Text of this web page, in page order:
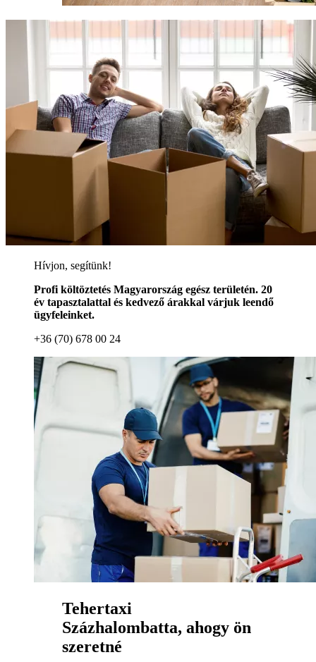
Hívjon, segítünk!
Profi költöztetés Magyarország egész területén. 20
év tapasztalattal és kedvező árakkal várjuk leendő
ügyfeleinket.
+36 (70) 678 00 24
Tehertaxi
Százhalombatta, ahogy ön
szeretné